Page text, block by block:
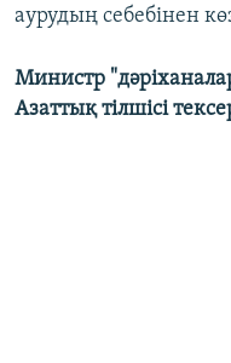
аурудың себебінен
Министр
Азаттық тілшісі